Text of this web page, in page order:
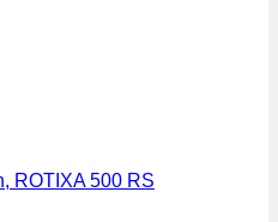
ROTIXA 500 RS